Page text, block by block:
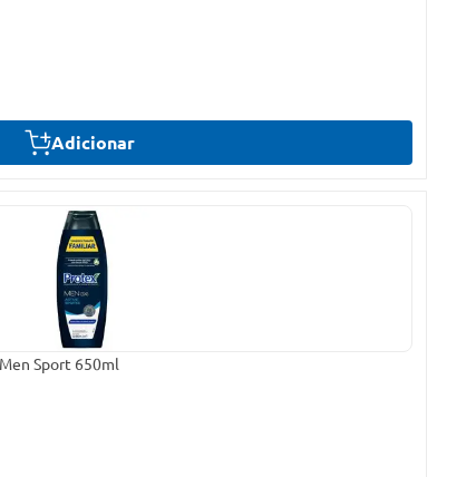
Adicionar
Sport 650ml